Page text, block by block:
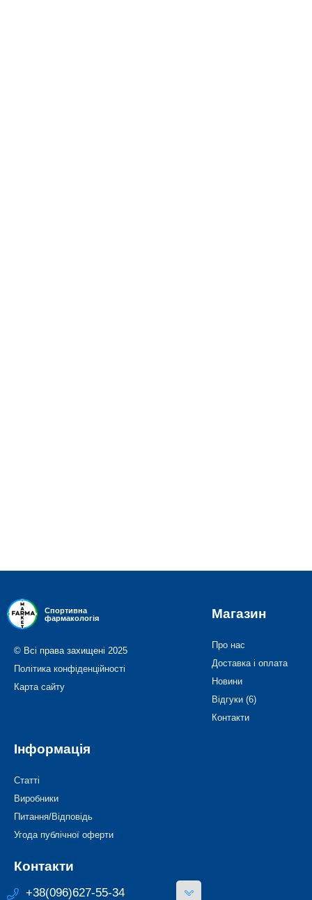
Спортивна
фармакологія
© Всі права захищені 2025
Політика конфіденційності
Карта сайту
Магазин
Про нас
Доставка і оплата
Новини
Відгуки (6)
Контакти
Інформація
Статті
Виробники
Питання/Відповідь
Угода публічної оферти
Контакти
+38(096)627-55-34